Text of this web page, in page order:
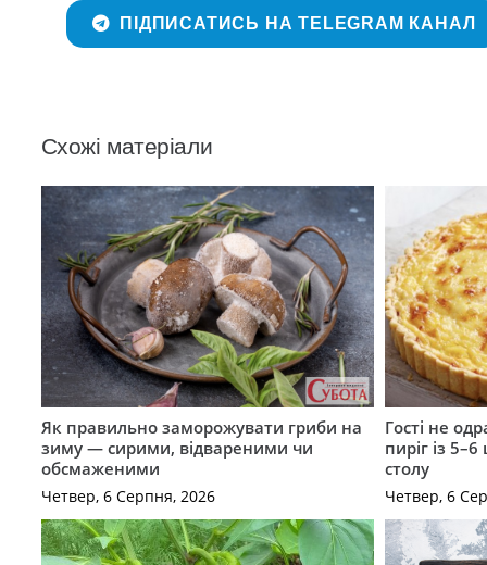
ПІДПИСАТИСЬ НА TELEGRAM КАНАЛ
Схожі матеріали
Як правильно заморожувати гриби на
зиму — сирими, відвареними чи
обсмаженими
Четвер, 6 Серпня, 2026
Гості не
пиріг із
столу
Четвер, 6